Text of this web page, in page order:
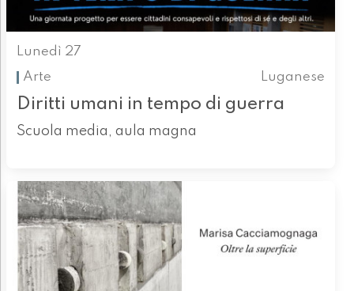
Lunedì 27
Arte
Luganese
Diritti umani in tempo di guerra
Scuola media, aula magna